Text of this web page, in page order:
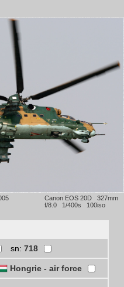
Canon EOS 20D 327mm
f/8.0 1/400s 100iso
sn: 718
Hongrie - air force